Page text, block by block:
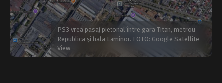
PS3 vrea pasaj pietonal între gara Titan, metrou
Republica şi hala Laminor. FOTO: Google Satellite
View